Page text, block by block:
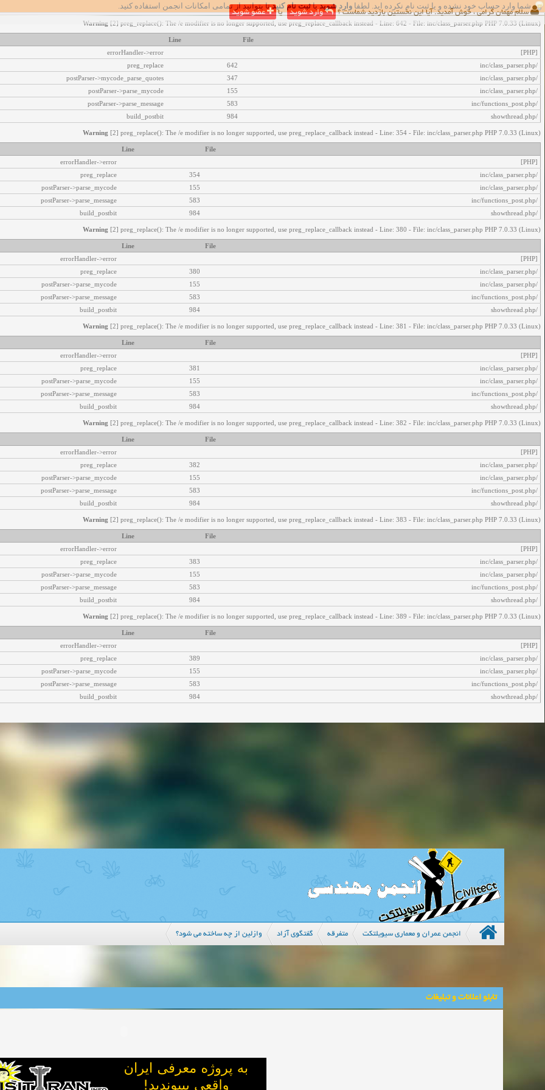
شما وارد حساب خود نشده و یا ثبت نام نکرده اید. لطفا وارد شویدیاثبت نام کنیدتا بتوانید از تمامی امکانات انجمن استفاده کنید. اخطار‌های زیر رخ داد:
Warning [2] preg_replace(): The /e modifier is no longer supported, use preg_replace_callback instead - Line: 642 - File: inc/class_parser.php PHP 7.0.33 (Linux)
File
Line
[PHP]
errorHandler->error
/inc/class_parser.php
642
preg_replace
/inc/class_parser.php
347
postParser->mycode_parse_quotes
/inc/class_parser.php
155
postParser->parse_mycode
/inc/functions_post.php
583
postParser->parse_message
/showthread.php
984
build_postbit
Warning [2] preg_replace(): The /e modifier is no longer supported, use preg_replace_callback instead - Line: 354 - File: inc/class_parser.php PHP 7.0.33 (Linux)
File
Line
[PHP]
errorHandler->error
/inc/class_parser.php
354
preg_replace
/inc/class_parser.php
155
postParser->parse_mycode
/inc/functions_post.php
583
postParser->parse_message
/showthread.php
984
build_postbit
Warning [2] preg_replace(): The /e modifier is no longer supported, use preg_replace_callback instead - Line: 380 - File: inc/class_parser.php PHP 7.0.33 (Linux)
File
Line
[PHP]
errorHandler->error
/inc/class_parser.php
380
preg_replace
/inc/class_parser.php
155
postParser->parse_mycode
/inc/functions_post.php
583
postParser->parse_message
/showthread.php
984
build_postbit
Warning [2] preg_replace(): The /e modifier is no longer supported, use preg_replace_callback instead - Line: 381 - File: inc/class_parser.php PHP 7.0.33 (Linux)
File
Line
[PHP]
errorHandler->error
/inc/class_parser.php
381
preg_replace
/inc/class_parser.php
155
postParser->parse_mycode
/inc/functions_post.php
583
postParser->parse_message
/showthread.php
984
build_postbit
Warning [2] preg_replace(): The /e modifier is no longer supported, use preg_replace_callback instead - Line: 382 - File: inc/class_parser.php PHP 7.0.33 (Linux)
File
Line
[PHP]
errorHandler->error
/inc/class_parser.php
382
preg_replace
/inc/class_parser.php
155
postParser->parse_mycode
/inc/functions_post.php
583
postParser->parse_message
/showthread.php
984
build_postbit
Warning [2] preg_replace(): The /e modifier is no longer supported, use preg_replace_callback instead - Line: 383 - File: inc/class_parser.php PHP 7.0.33 (Linux)
File
Line
[PHP]
errorHandler->error
/inc/class_parser.php
383
preg_replace
/inc/class_parser.php
155
postParser->parse_mycode
/inc/functions_post.php
583
postParser->parse_message
/showthread.php
984
build_postbit
Warning [2] preg_replace(): The /e modifier is no longer supported, use preg_replace_callback instead - Line: 389 - File: inc/class_parser.php PHP 7.0.33 (Linux)
File
Line
[PHP]
errorHandler->error
/inc/class_parser.php
389
preg_replace
/inc/class_parser.php
155
postParser->parse_mycode
/inc/functions_post.php
583
postParser->parse_message
/showthread.php
984
build_postbit
انجمن عمران و معماری سیویلتکت متفرقه گفتگوی آزاد وازلین از چه ساخته می شود؟
سلام مهمان گرامی ، خوش آمدید. آیا این نخستین بازدید شماست ؟ وارد شوید یا عضو شوید
تابلو اعلانات و تبلیغات